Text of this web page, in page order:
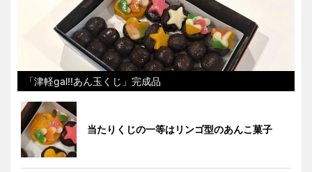
「津軽gal!!あん玉くじ」完成品
当たりくじの一等はリンゴ型のあんこ菓子